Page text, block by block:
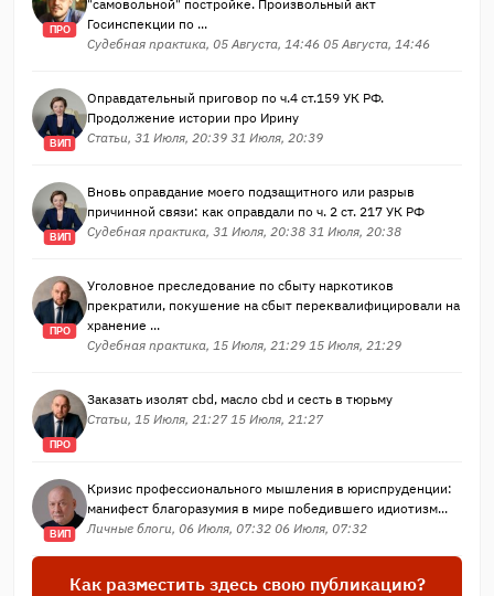
ПРО
"самовольной" постройке. Произвольный акт
Госинспекции по ...
Судебная практика, 05 Августа, 14:46 05 Августа, 14:46
ВИП
Оправдательный приговор по ч.4 ст.159 УК РФ.
Продолжение истории про Ирину
Статьи, 31 Июля, 20:39 31 Июля, 20:39
ВИП
Вновь оправдание моего подзащитного или разрыв
причинной связи: как оправдали по ч. 2 ст. 217 УК РФ
Судебная практика, 31 Июля, 20:38 31 Июля, 20:38
ПРО
Уголовное преследование по сбыту наркотиков
прекратили, покушение на сбыт переквалифицировали на
хранение ...
Судебная практика, 15 Июля, 21:29 15 Июля, 21:29
ПРО
Заказать изолят cbd, масло cbd и сесть в тюрьму
Статьи, 15 Июля, 21:27 15 Июля, 21:27
ВИП
Кризис профессионального мышления в юриспруденции:
манифест благоразумия в мире победившего идиотизм...
Личные блоги, 06 Июля, 07:32 06 Июля, 07:32
Как разместить здесь свою публикацию?